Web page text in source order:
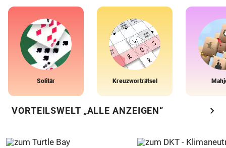
Solitär Kreuzworträtsel
VORTEILSWELT „ALLE ANZEIGEN“ chevron_right